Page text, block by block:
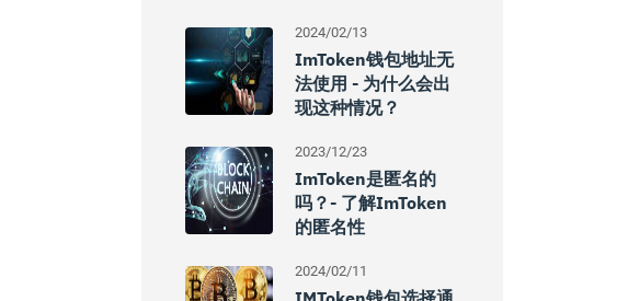
2024/02/13
ImToken钱包地址无
法使用 - 为什么会出
现这种情况？
2023/12/23
ImToken是匿名的
吗？- 了解imToken
的匿名性
2024/02/11